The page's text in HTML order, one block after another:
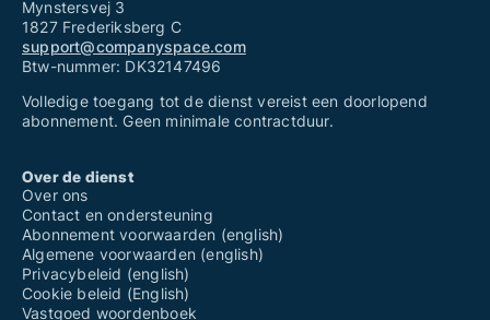
Mynstersvej 3
1827 Frederiksberg C
support@companyspace.com
Btw-nummer: DK32147496
Volledige toegang tot de dienst vereist een doorlopend
abonnement. Geen minimale contractduur.
Over de dienst
Over ons
Contact en ondersteuning
Abonnement voorwaarden (english)
Algemene voorwaarden (english)
Privacybeleid (english)
Cookie beleid (English)
Vastgoed woordenboek